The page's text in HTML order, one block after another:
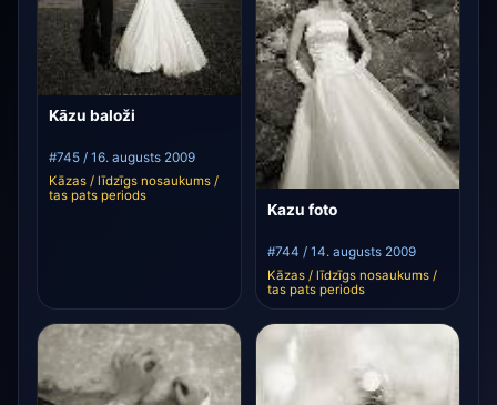
Kāzu baloži
#745 / 16. augusts 2009
Kāzas / līdzīgs nosaukums /
tas pats periods
Kazu foto
#744 / 14. augusts 2009
Kāzas / līdzīgs nosaukums /
tas pats periods